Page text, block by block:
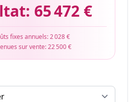
65 472 €
fixes annuels:2 028 €
sur vente:22 500 €